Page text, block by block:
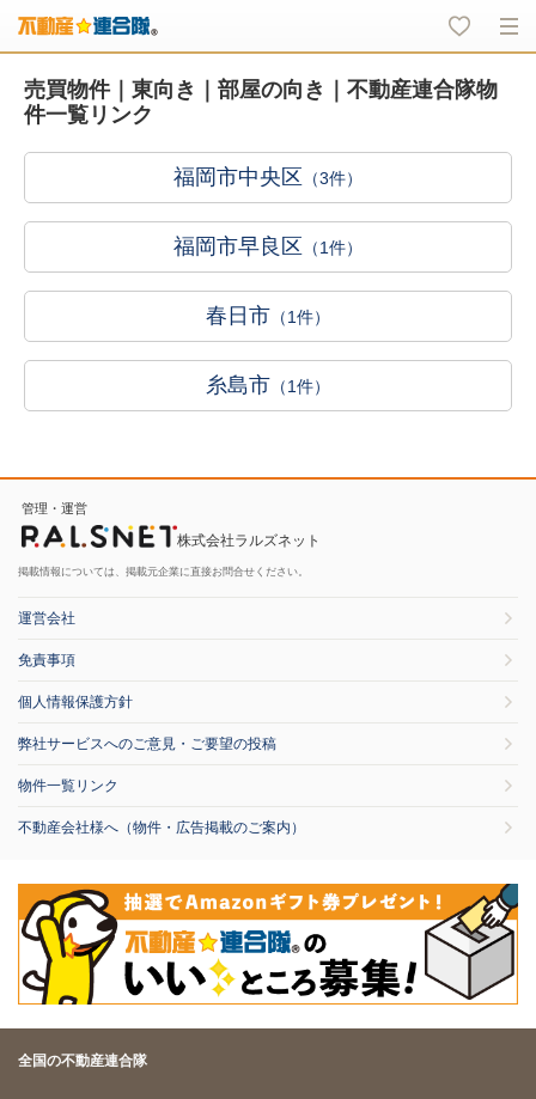
売買物件｜東向き｜部屋の向き｜不動産連合隊物
件一覧リンク
福岡市中央区 （3件）
福岡市早良区 （1件）
春日市 （1件）
糸島市 （1件）
管理・運営
株式会社ラルズネット
掲載情報については、掲載元企業に直接お問合せください。
運営会社
免責事項
個人情報保護方針
弊社サービスへのご意見・ご要望の投稿
物件一覧リンク
不動産会社様へ（物件・広告掲載のご案内）
全国の不動産連合隊